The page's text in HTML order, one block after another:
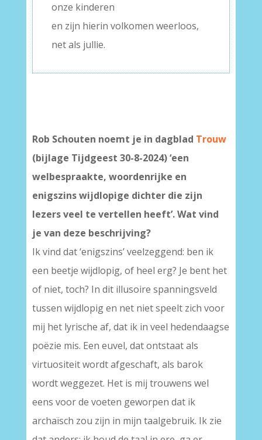
onze kinderen
en zijn hierin volkomen weerloos,
net als jullie.
Rob Schouten noemt je in dagblad Trouw
(bijlage Tijdgeest 30-8-2024) ‘een
welbespraakte, woordenrijke en
enigszins wijdlopige dichter die zijn
lezers veel te vertellen heeft’. Wat vind
je van deze beschrijving?
Ik vind dat ‘enigszins’ veelzeggend: ben ik
een beetje wijdlopig, of heel erg? Je bent het
of niet, toch? In dit illusoire spanningsveld
tussen wijdlopig en net niet speelt zich voor
mij het lyrische af, dat ik in veel hedendaagse
poëzie mis. Een euvel, dat ontstaat als
virtuositeit wordt afgeschaft, als barok
wordt weggezet. Het is mij trouwens wel
eens voor de voeten geworpen dat ik
archaïsch zou zijn in mijn taalgebruik. Ik zie